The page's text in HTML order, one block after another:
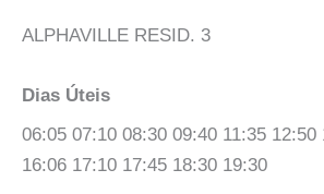
ALPHAVILLE RESID. 3
Dias Úteis
06:05 07:10 08:30 09:40 11:35 12:50
16:06 17:10 17:45 18:30 19:30